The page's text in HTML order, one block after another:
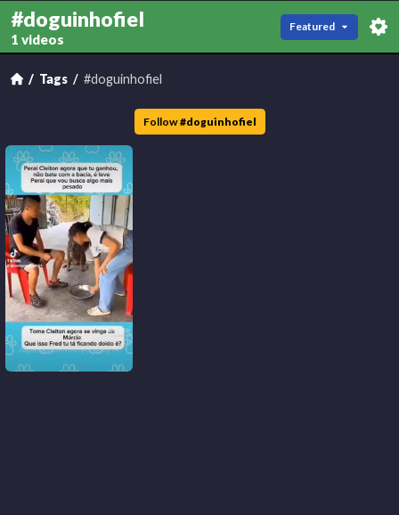
#doguinhofiel
1 videos
Featured
Tags #doguinhofiel
Follow #doguinhofiel